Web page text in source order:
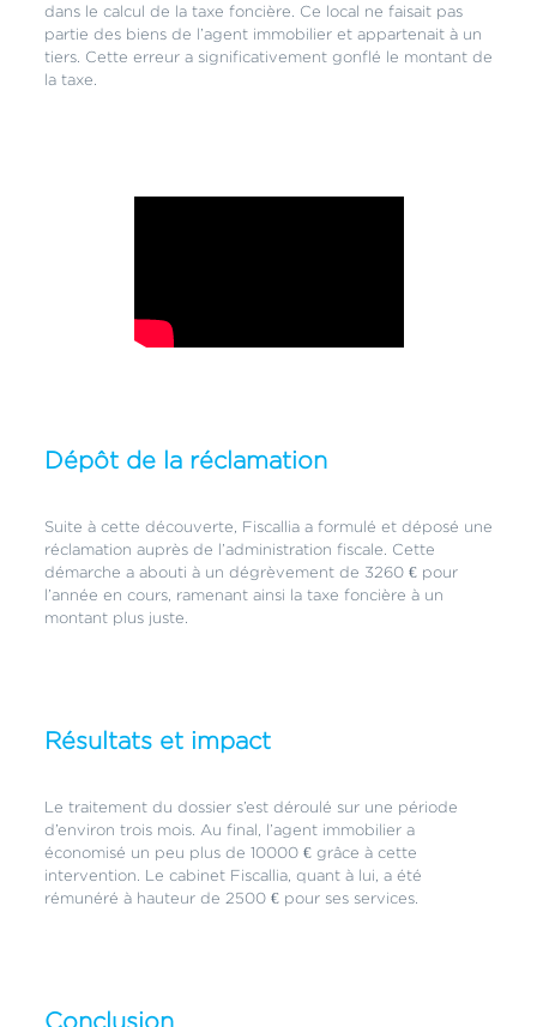
dans le calcul de la taxe foncière. Ce local ne faisait pas
partie des biens de l’agent immobilier et appartenait à un
tiers. Cette erreur a significativement gonflé le montant de
la taxe.
Dépôt de la réclamation
Suite à cette découverte, Fiscallia a formulé et déposé une
réclamation auprès de l’administration fiscale. Cette
démarche a abouti à un dégrèvement de 3260 € pour
l’année en cours, ramenant ainsi la taxe foncière à un
montant plus juste.
Résultats et impact
Le traitement du dossier s’est déroulé sur une période
d’environ trois mois. Au final, l’agent immobilier a
économisé un peu plus de 10000 € grâce à cette
intervention. Le cabinet Fiscallia, quant à lui, a été
rémunéré à hauteur de 2500 € pour ses services.
Conclusion